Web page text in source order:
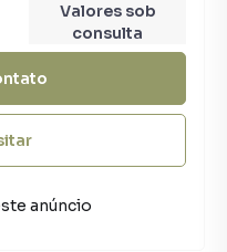
Valores sob
consulta
anúncio